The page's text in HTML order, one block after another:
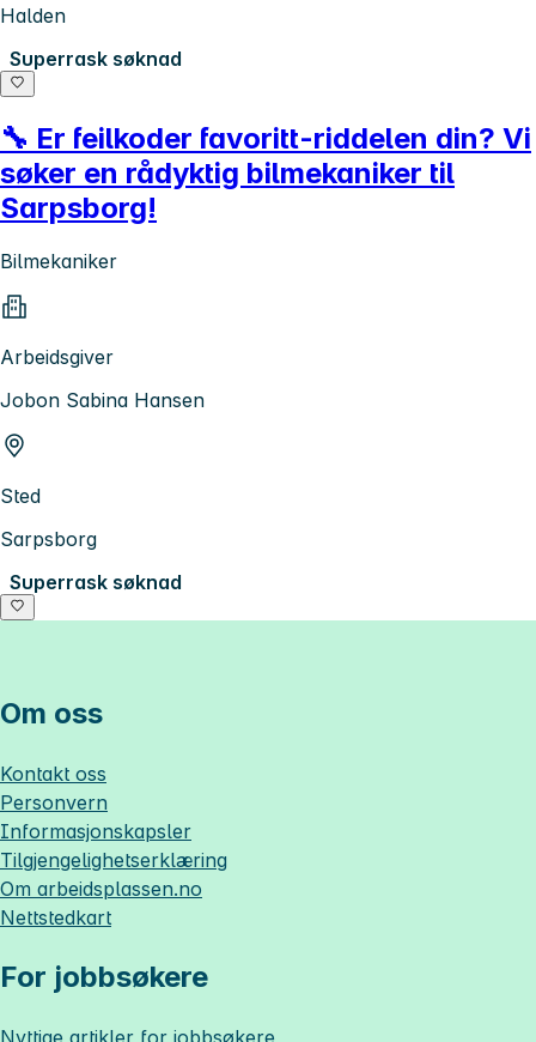
Halden
Superrask søknad
🔧 Er feilkoder favoritt-riddelen din? Vi
søker en rådyktig bilmekaniker til
Sarpsborg!
Bilmekaniker
Arbeidsgiver
Jobon Sabina Hansen
Sted
Sarpsborg
Superrask søknad
Om oss
Kontakt oss
Personvern
Informasjonskapsler
Tilgjengelighetserklæring
Om arbeidsplassen.no
Nettstedkart
For jobbsøkere
Nyttige artikler for jobbsøkere